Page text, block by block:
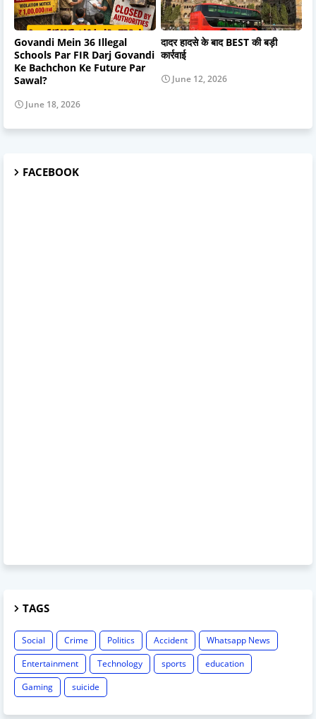
Govandi Mein 36 Illegal
Schools Par FIR Darj Govandi
Ke Bachchon Ke Future Par
Sawal?
June 18, 2026
दादर हादसे के बाद BEST की बड़ी
कार्रवाई
June 12, 2026
FACEBOOK
TAGS
Social Crime Politics Accident
Whatsapp News
Entertainment
Technology sports
education
Gaming
suicide